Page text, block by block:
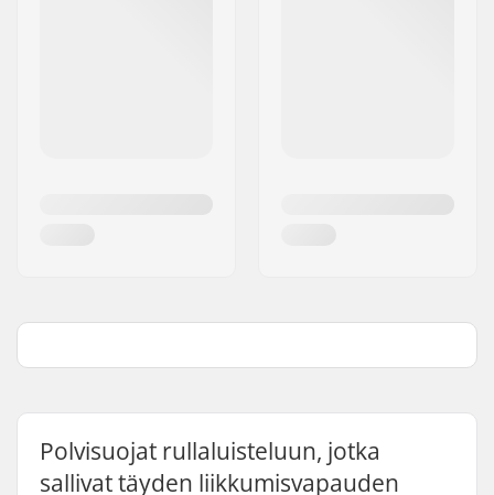
Polvisuojat rullaluisteluun, jotka
sallivat täyden liikkumisvapauden